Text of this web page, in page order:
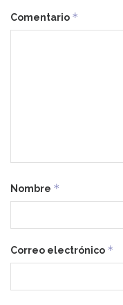
Comentario *
Nombre *
Correo electrónico *